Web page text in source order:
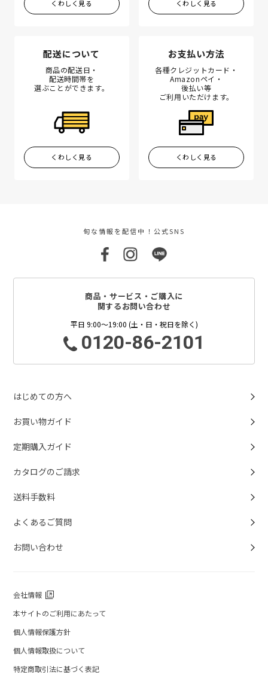
くわしく見る くわしく見る
配送について
商品の配送日・
配送時間帯を
選ぶことができます。
くわしく見る
お支払い方法
各種クレジットカード・
Amazonペイ・
後払い等
ご利用いただけます。
くわしく見る
旬な情報を配信中！公式SNS
商品・サービス・ご購入に
関するお問い合わせ
平日 9:00～19:00 (土・日・祝日を除く)
0120-86-2101
はじめての方へ
お買い物ガイド
定期購入ガイド
カタログのご請求
送料手数料
よくあるご質問
お問い合わせ
会社情報
本サイトのご利用にあたって
個人情報保護方針
個人情報取扱について
特定商取引法に基づく表記